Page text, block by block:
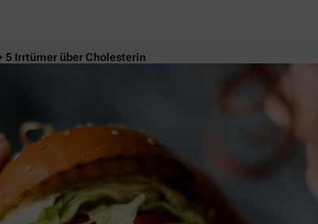
5 Irrtümer über Cholesterin